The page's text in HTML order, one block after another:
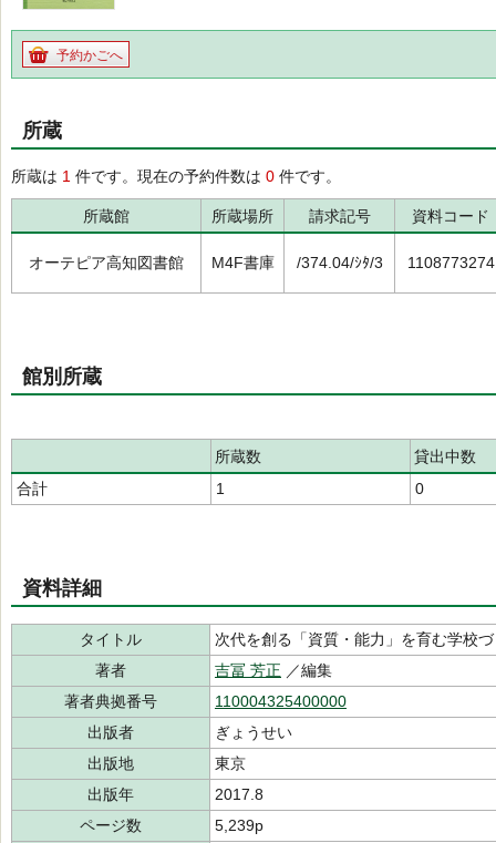
予約かごへ
所蔵
所蔵は 1 件です。現在の予約件数は 0 件です。
所蔵館 所蔵場所 請求記号 資料コード
オーテピア高知図書館 M4F書庫 /374.04/ｼﾀ/3 1108773274
館別所蔵
所蔵数
貸出中数
合計
1 0
資料詳細
タイトル
次代を創る「資質・能力」を育む学校
著者
吉冨 芳正 ／編集
著者典拠番号
110004325400000
出版者
ぎょうせい
出版地
東京
出版年
2017.8
ページ数
5,239p